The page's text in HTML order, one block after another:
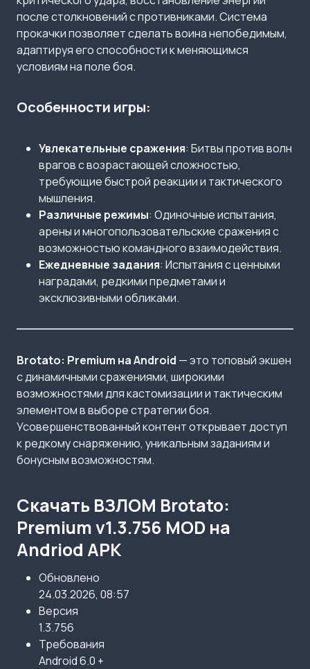
после столкновений с противниками. Система
прокачки позволяет сделать воина непобедимым,
адаптируя его способности к меняющимся
условиям на поле боя.
Особенности игры:
Увлекательные сражения: Битвы против волн
врагов с возрастающей сложностью,
требующие быстрой реакции и тактического
мышления.
Различные режимы: Одиночные испытания,
арены и многопользовательские сражения с
возможностью командного взаимодействия.
Ежедневные задания: Испытания с ценными
наградами, редкими предметами и
эксклюзивными обликами.
Brotato: Premium на Android — это топовый экшен
с динамичными сражениями, широкими
возможностями для кастомизации и тактическим
элементом в выборе стратегии боя.
Усовершенствованный контент открывает доступ
к редкому снаряжению, уникальным заданиям и
бонусным возможностям.
Скачать ВЗЛОМ Brotato:
Premium v1.3.756 MOD на
Andriod APK
Обновлено
24.03.2026, 08:57
Версия
1.3.756
Требования
Android 6.0 +